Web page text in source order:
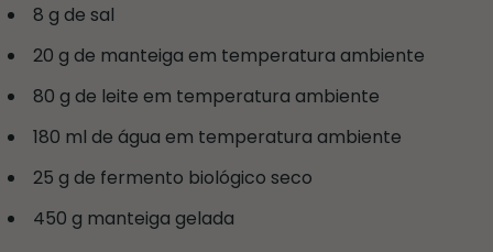
8 g de sal
20 g de manteiga em temperatura ambiente
80 g de leite em temperatura ambiente
180 ml de água em temperatura ambiente
25 g de fermento biológico seco
450 g manteiga gelada